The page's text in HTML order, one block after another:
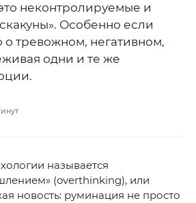
неконтролируемые и
Особенно если
о тревожном, негативном,
одни и те же
называется
(overthinking), или
новость: руминация не просто